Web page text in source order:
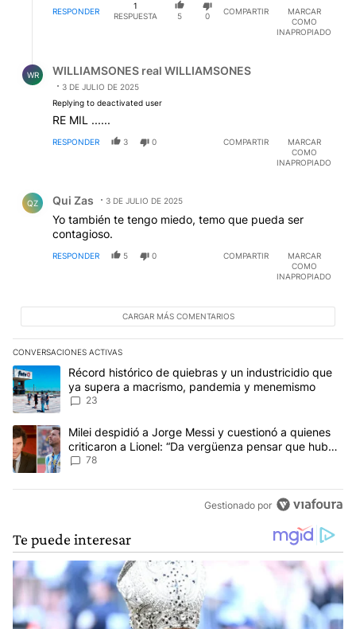
RESPONDER
1
RESPUESTA
5 0
COMPARTIR
MARCAR
COMO
INAPROPIADO
WR WILLIAMSONES real WILLIAMSONES
3 DE JULIO DE 2025
Replying to deactivated user
RE MIL ......
RESPONDER 3 0 COMPARTIR
MARCAR
COMO
INAPROPIADO
QZ Qui Zas 3 DE JULIO DE 2025
Yo también te tengo miedo, temo que pueda ser
contagioso.
RESPONDER 5 0 COMPARTIR
MARCAR
COMO
INAPROPIADO
CARGAR MÁS COMENTARIOS
CONVERSACIONES ACTIVAS
Este listado muestra los artículos con más comentarios en los
Un artículo de tendencia con el título "Récord histórico de
Récord histórico de quiebras y un industricidio que
ya supera a macrismo, pandemia y menemismo
23
Un artículo de tendencia con el título "Milei despidió a Jorge
Milei despidió a Jorge Messi y cuestionó a quienes
criticaron a Lionel: “Da vergüenza pensar que hubo
anti-Messi”
78
Gestionado por